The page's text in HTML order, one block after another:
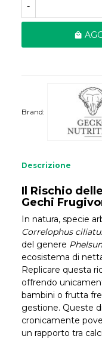
-
Brand:
Descrizione
Il Rischio
Gechi
In natura, specie
Correlophus
del genere
ecosistema di
Replicare questa
offrendo
bambini o frutta
gestione. Queste
cronicamente
un rapporto tra